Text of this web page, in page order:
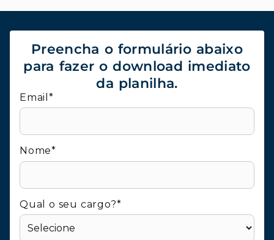
Preencha o formulário abaixo
para fazer o download imediato
da planilha.
Email*
Nome*
Qual o seu cargo?*